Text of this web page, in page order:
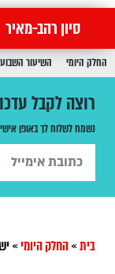
סיון רהב-מאיר
החלק היומי השיעור
רוצה לקבל
נשמח לשלוח לך באופן
בית»החלק היומי»